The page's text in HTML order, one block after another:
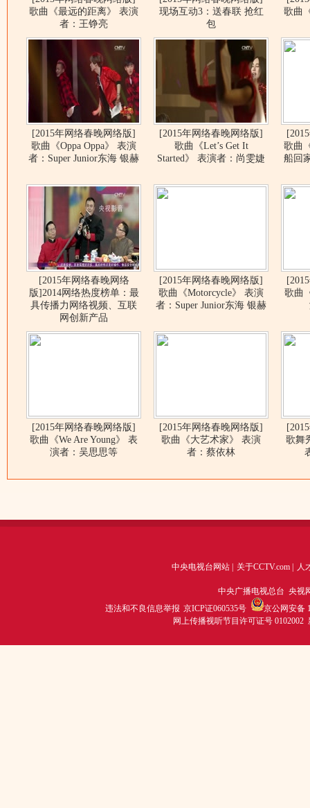
歌曲《最远的距离》 表演
者：王铮亮
现场互动3：送春联 抢红
包
歌曲
[2015年网络春晚网络版]
歌曲《Oppa Oppa》 表演
者：Super Junior东海 银赫
[2015年网络春晚网络版]
歌曲《Let’s Get It
Started》 表演者：尚雯婕
歌曲
船回
[2015年网络春晚网络
版]2014网络热度榜单：最
具传播力网络视频、互联
网创新产品
[2015年网络春晚网络版]
歌曲《Motorcycle》 表演
者：Super Junior东海 银赫
歌曲
[2015年网络春晚网络版]
歌曲《We Are Young》 表
演者：吴思思等
[2015年网络春晚网络版]
歌曲《大艺术家》 表演
者：蔡依林
歌舞
中央电视台网站 关于CCTV.com 人
中央广播电视总台 央视
违法和不良信息举报 京ICP证060535号
京公网安备
网上传播视听节目许可证号 0102002